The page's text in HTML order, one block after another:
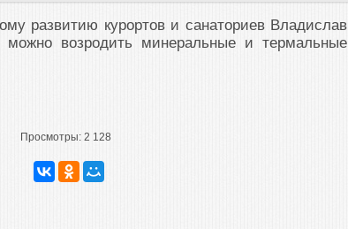
развитию курортов и санаториев Владислав
возродить минеральные и термальные
Просмотры: 2 128